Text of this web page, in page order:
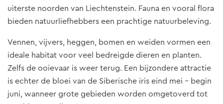
uiterste noorden van Liechtenstein. Fauna en vooral flora
bieden natuurliefhebbers een prachtige natuurbeleving.
Vennen, vijvers, heggen, bomen en weiden vormen een
ideale habitat voor veel bedreigde dieren en planten.
Zelfs de ooievaar is weer terug. Een bijzondere attractie
is echter de bloei van de Siberische iris eind mei - begin
juni, wanneer grote gebieden worden omgetoverd tot